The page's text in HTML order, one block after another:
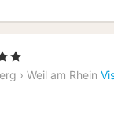
› Weil am Rhein